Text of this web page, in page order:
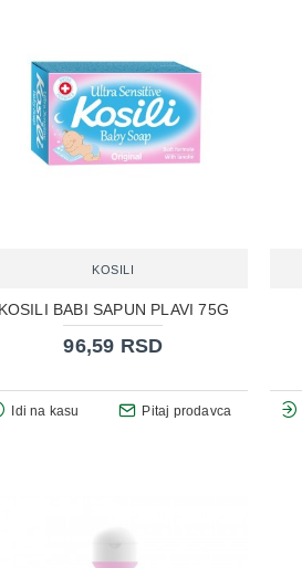
KOSILI
KOSILI BABI SAPUN PLAVI 75G
96,59 RSD
Idi na kasu Pitaj prodavca